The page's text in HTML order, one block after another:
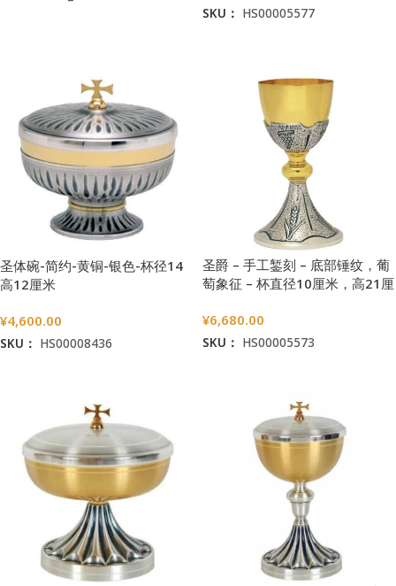
SKU： HS00005577
圣体碗-简约-黄铜-银色-杯径14
高12厘米
¥4,600.00
SKU： HS00008436
圣爵 – 手工錾刻 – 底部锤纹，葡
萄象征 – 杯直径10厘米，高21厘
¥6,680.00
SKU： HS00005573